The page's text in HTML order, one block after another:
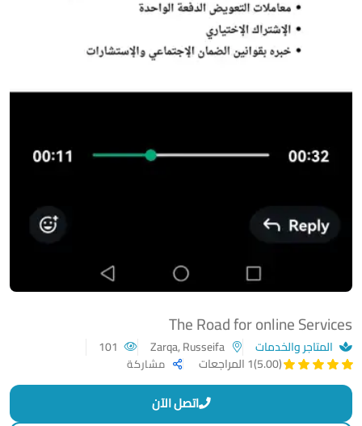
The Road for online Services
المتاجر والخدمات
(5.00)
1 المراجعات مشاركة
اتصل الآن